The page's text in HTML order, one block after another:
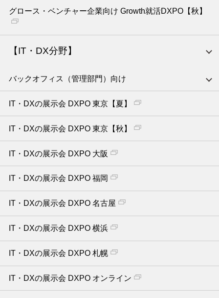
グロース・ベンチャー企業向け Growth就活DXPO【秋】
【IT・DX分野】
バックオフィス（管理部門）向け
IT・DXの展示会 DXPO 東京【夏】
IT・DXの展示会 DXPO 東京【秋】
IT・DXの展示会 DXPO 大阪
IT・DXの展示会 DXPO 福岡
IT・DXの展示会 DXPO 名古屋
IT・DXの展示会 DXPO 横浜
IT・DXの展示会 DXPO 札幌
IT・DXの展示会 DXPO オンライン